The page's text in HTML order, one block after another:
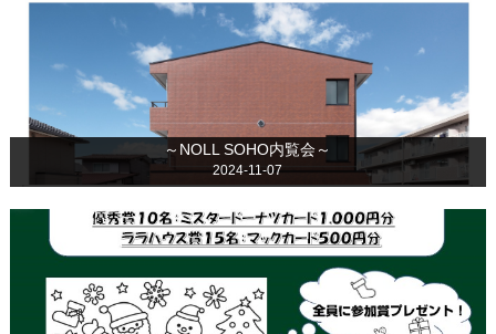
～NOLL SOHO内覧会～
2024-11-07